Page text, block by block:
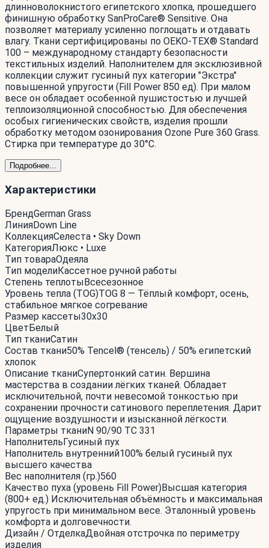
длинноволокнистого египетского хлопка, прошедшего
финишную обработку SanProCare® Sensitive. Она
позволяет материалу усиленно поглощать и отдавать
влагу. Ткани сертифицированы по OEKO-TEX® Standard
100 – международному стандарту безопасности
текстильных изделий. Наполнителем для эксклюзивной
коллекции служит гусиный пух категории "Экстра"
повышенной упругости (Fill Power 850 ед). При малом
весе он обладает особенной пушистостью и лучшей
теплоизоляционной способностью. Для обеспечения
особых гигиенических свойств, изделия прошли
обработку методом озонирования Ozone Pure 360 Grass.
Стирка при температуре до 30°С.
Подробнее...
Характеристики
БрендGerman Grass
ЛинияDown Line
КоллекцияСелеста • Sky Down
КатегорияЛюкс • Luxe
Тип товараОдеяла
Тип моделиКассетное ручной работы
Степень теплотыВсесезонное
Уровень тепла (TOG)TOG 8 — Тёплый комфорт, осень,
стабильное мягкое согревание
Размер кассеты30x30
ЦветБелый
Тип тканиСатин
Состав ткани50% Tencel® (тенсель) / 50% египетский
хлопок
Описание тканиСупертонкий сатин. Вершина
мастерства в создании лёгких тканей. Обладает
исключительной, почти невесомой тонкостью при
сохранении прочности сатинового переплетения. Дарит
ощущение воздушности и изысканной лёгкости.
Параметры тканиN 90/90 TC 331
НаполнительГусиный пух
Наполнитель внутренний100% белый гусиный пух
высшего качества
Вес наполнителя (гр.)560
Качество пуха (уровень Fill Power)Высшая категория
(800+ ед.) Исключительная объёмность и максимальная
упругость при минимальном весе. Эталонный уровень
комфорта и долговечности.
Дизайн / ОтделкаДвойная отстрочка по периметру
изделия